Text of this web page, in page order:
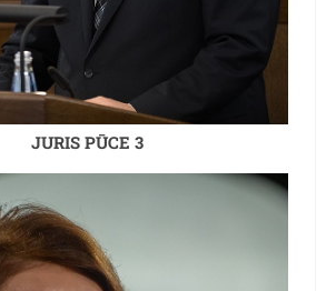
JURIS PŪCE 3